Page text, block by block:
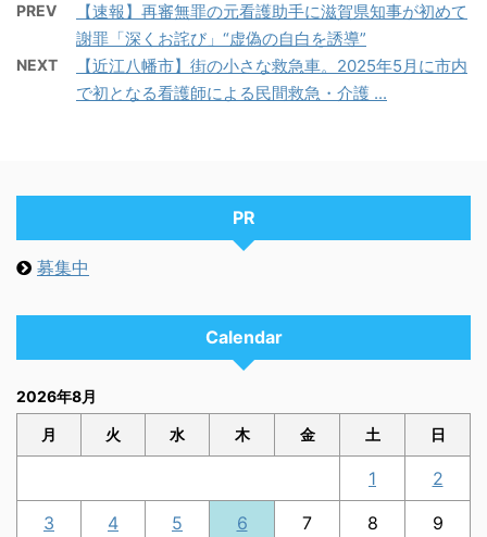
PREV
【速報】再審無罪の元看護助手に滋賀県知事が初めて
謝罪「深くお詫び」“虚偽の自白を誘導”
NEXT
【近江八幡市】街の小さな救急車。2025年5月に市内
で初となる看護師による民間救急・介護 ...
PR
募集中
Calendar
2026年8月
月 火 水 木 金 土 日
1 2
3 4 5 6 7 8 9